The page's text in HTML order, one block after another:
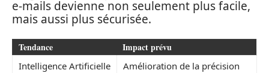
e-mails devienne non seulement plus facile,
mais aussi plus sécurisée.
Tendance Impact prévu
Intelligence Artificielle Amélioration de la précision